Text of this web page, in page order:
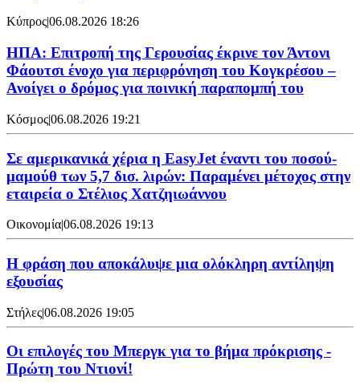
Κύπρος|06.08.2026 18:26
ΗΠΑ: Επιτροπή της Γερουσίας έκρινε τον Άντονι
Φάουτσι ένοχο για περιφρόνηση του Κογκρέσου –
Ανοίγει ο δρόμος για ποινική παραπομπή του
Κόσμος|06.08.2026 19:21
Σε αμερικανικά χέρια η EasyJet έναντι του ποσού-
μαμούθ των 5,7 δισ. λιρών: Παραμένει μέτοχος στην
εταιρεία ο Στέλιος Χατζηιωάννου
Οικονομία|06.08.2026 19:13
Η φράση που αποκάλυψε μια ολόκληρη αντίληψη
εξουσίας
Στήλες|06.08.2026 19:05
Οι επιλογές του Μπεργκ για το βήμα πρόκρισης -
Πρώτη του Ντιονί!